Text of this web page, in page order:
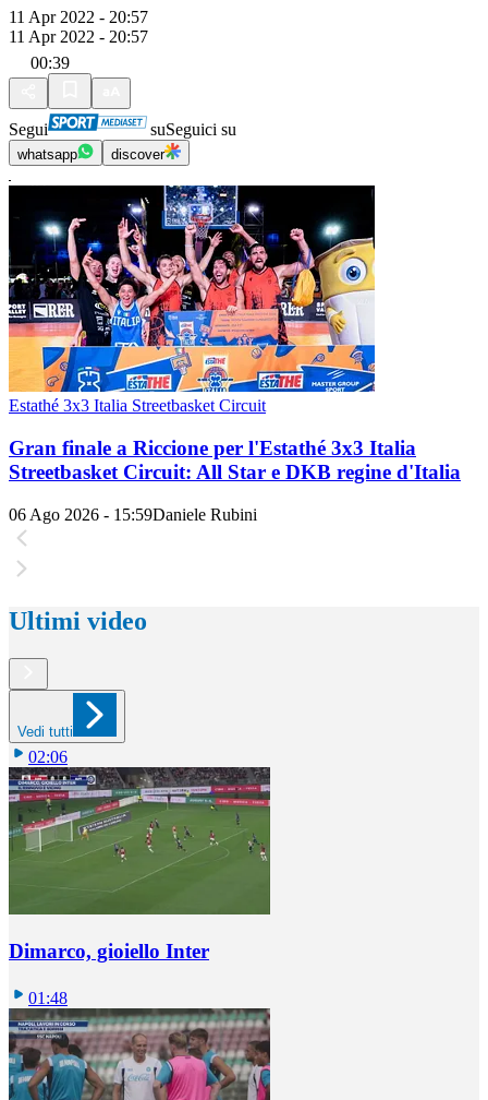
11 Apr 2022 - 20:57
11 Apr 2022 - 20:57
00:39
Segui suSeguici su
whatsapp discover
Estathé 3x3 Italia Streetbasket Circuit
Gran finale a Riccione per l'Estathé 3x3 Italia
Streetbasket Circuit: All Star e DKB regine d'Italia
06 Ago 2026 - 15:59Daniele Rubini
Ultimi video
Vedi tutti
02:06
Dimarco, gioiello Inter
01:48